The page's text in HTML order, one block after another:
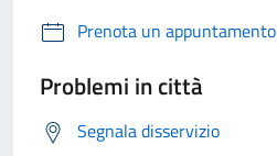
Prenota un appuntamento
Problemi in città
Segnala disservizio